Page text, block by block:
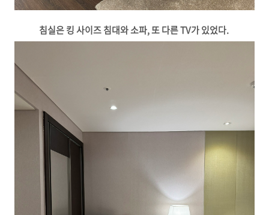
침실은 킹 사이즈 침대와 소파, 또 다른 TV가 있었다.